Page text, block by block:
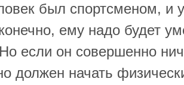
был спортсменом, и
ему надо будет
Но если он совершенно
должен начать